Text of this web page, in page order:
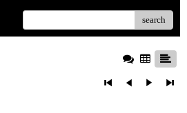
search